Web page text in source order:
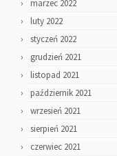
marzec 2022
luty 2022
styczeń 2022
grudzień 2021
listopad 2021
październik 2021
wrzesień 2021
sierpień 2021
czerwiec 2021